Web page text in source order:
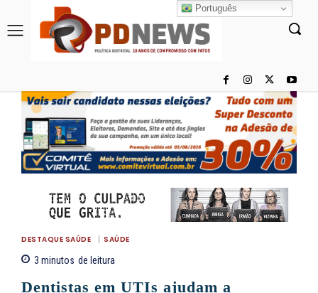
DESTAQUE SAÚDE SAÚDE
3 minutos de leitura
Dentistas em UTIs ajudam a
Português